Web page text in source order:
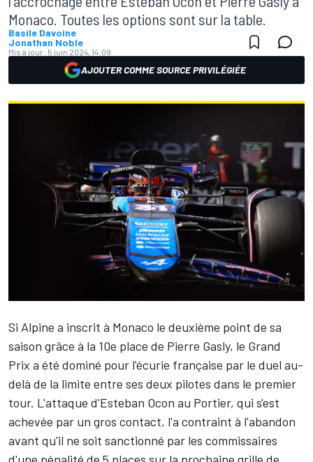
Monaco. Toutes les options sont sur la table.
Basile Davoine
Jonathan Noble
Mis à jour: 5 juin 2024, 14:09
AJOUTER COMME SOURCE PRIVILÉGIÉE
Si Alpine a inscrit à Monaco le deuxième point de sa
saison grâce à la 10e place de Pierre Gasly, le Grand
Prix a été dominé pour l'écurie française par le duel au-
delà de la limite entre ses deux pilotes dans le premier
tour. L'attaque d'Esteban Ocon au Portier, qui s'est
achevée par un gros contact, l'a contraint à l'abandon
avant qu'il ne soit sanctionné par les commissaires